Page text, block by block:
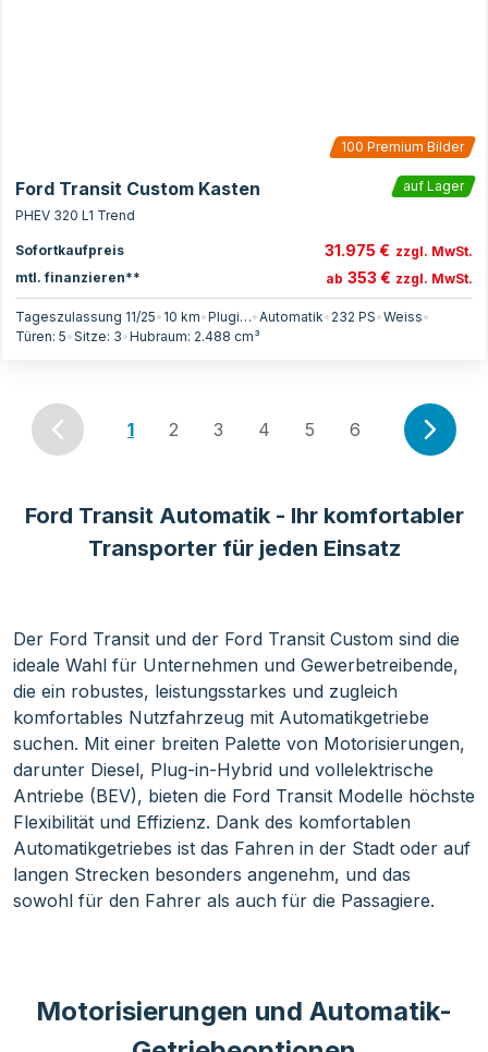
100 Premium Bilder
Ford Transit Custom Kasten
auf Lager
PHEV 320 L1 Trend
Sofortkaufpreis 31.975 € zzgl. MwSt.
mtl. finanzieren**
ab 353 € zzgl. MwSt.
Tageszulassung 11/25• 10 km• Plugin-Hybrid•Automatik• 232 PS•Weiss•
Türen: 5•Sitze: 3•Hubraum: 2.488 cm³
1 2 3 4 5 6
Ford Transit Automatik - Ihr komfortabler
Transporter für jeden Einsatz
Der Ford Transit und der Ford Transit Custom sind die
ideale Wahl für Unternehmen und Gewerbetreibende,
die ein robustes, leistungsstarkes und zugleich
komfortables Nutzfahrzeug mit Automatikgetriebe
suchen. Mit einer breiten Palette von Motorisierungen,
darunter Diesel, Plug-in-Hybrid und vollelektrische
Antriebe (BEV), bieten die Ford Transit Modelle höchste
Flexibilität und Effizienz. Dank des komfortablen
Automatikgetriebes ist das Fahren in der Stadt oder auf
langen Strecken besonders angenehm, und das
sowohl für den Fahrer als auch für die Passagiere.
Motorisierungen und Automatik-